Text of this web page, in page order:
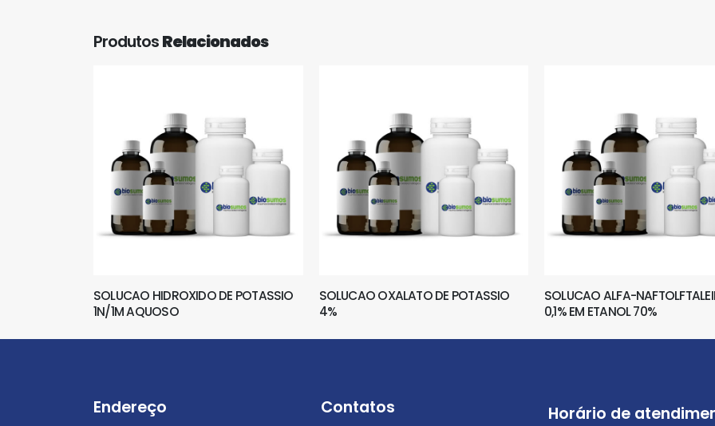
ProdutosRelacionados
SOLUCAO HIDROXIDO DE POTASSIO
1N/1M AQUOSO
SOLUCAO OXALATO DE POTASSIO
4%
SOLUCAO ALFA-
0,1% EM ETANOL 70%
Endereço Contatos Horário de